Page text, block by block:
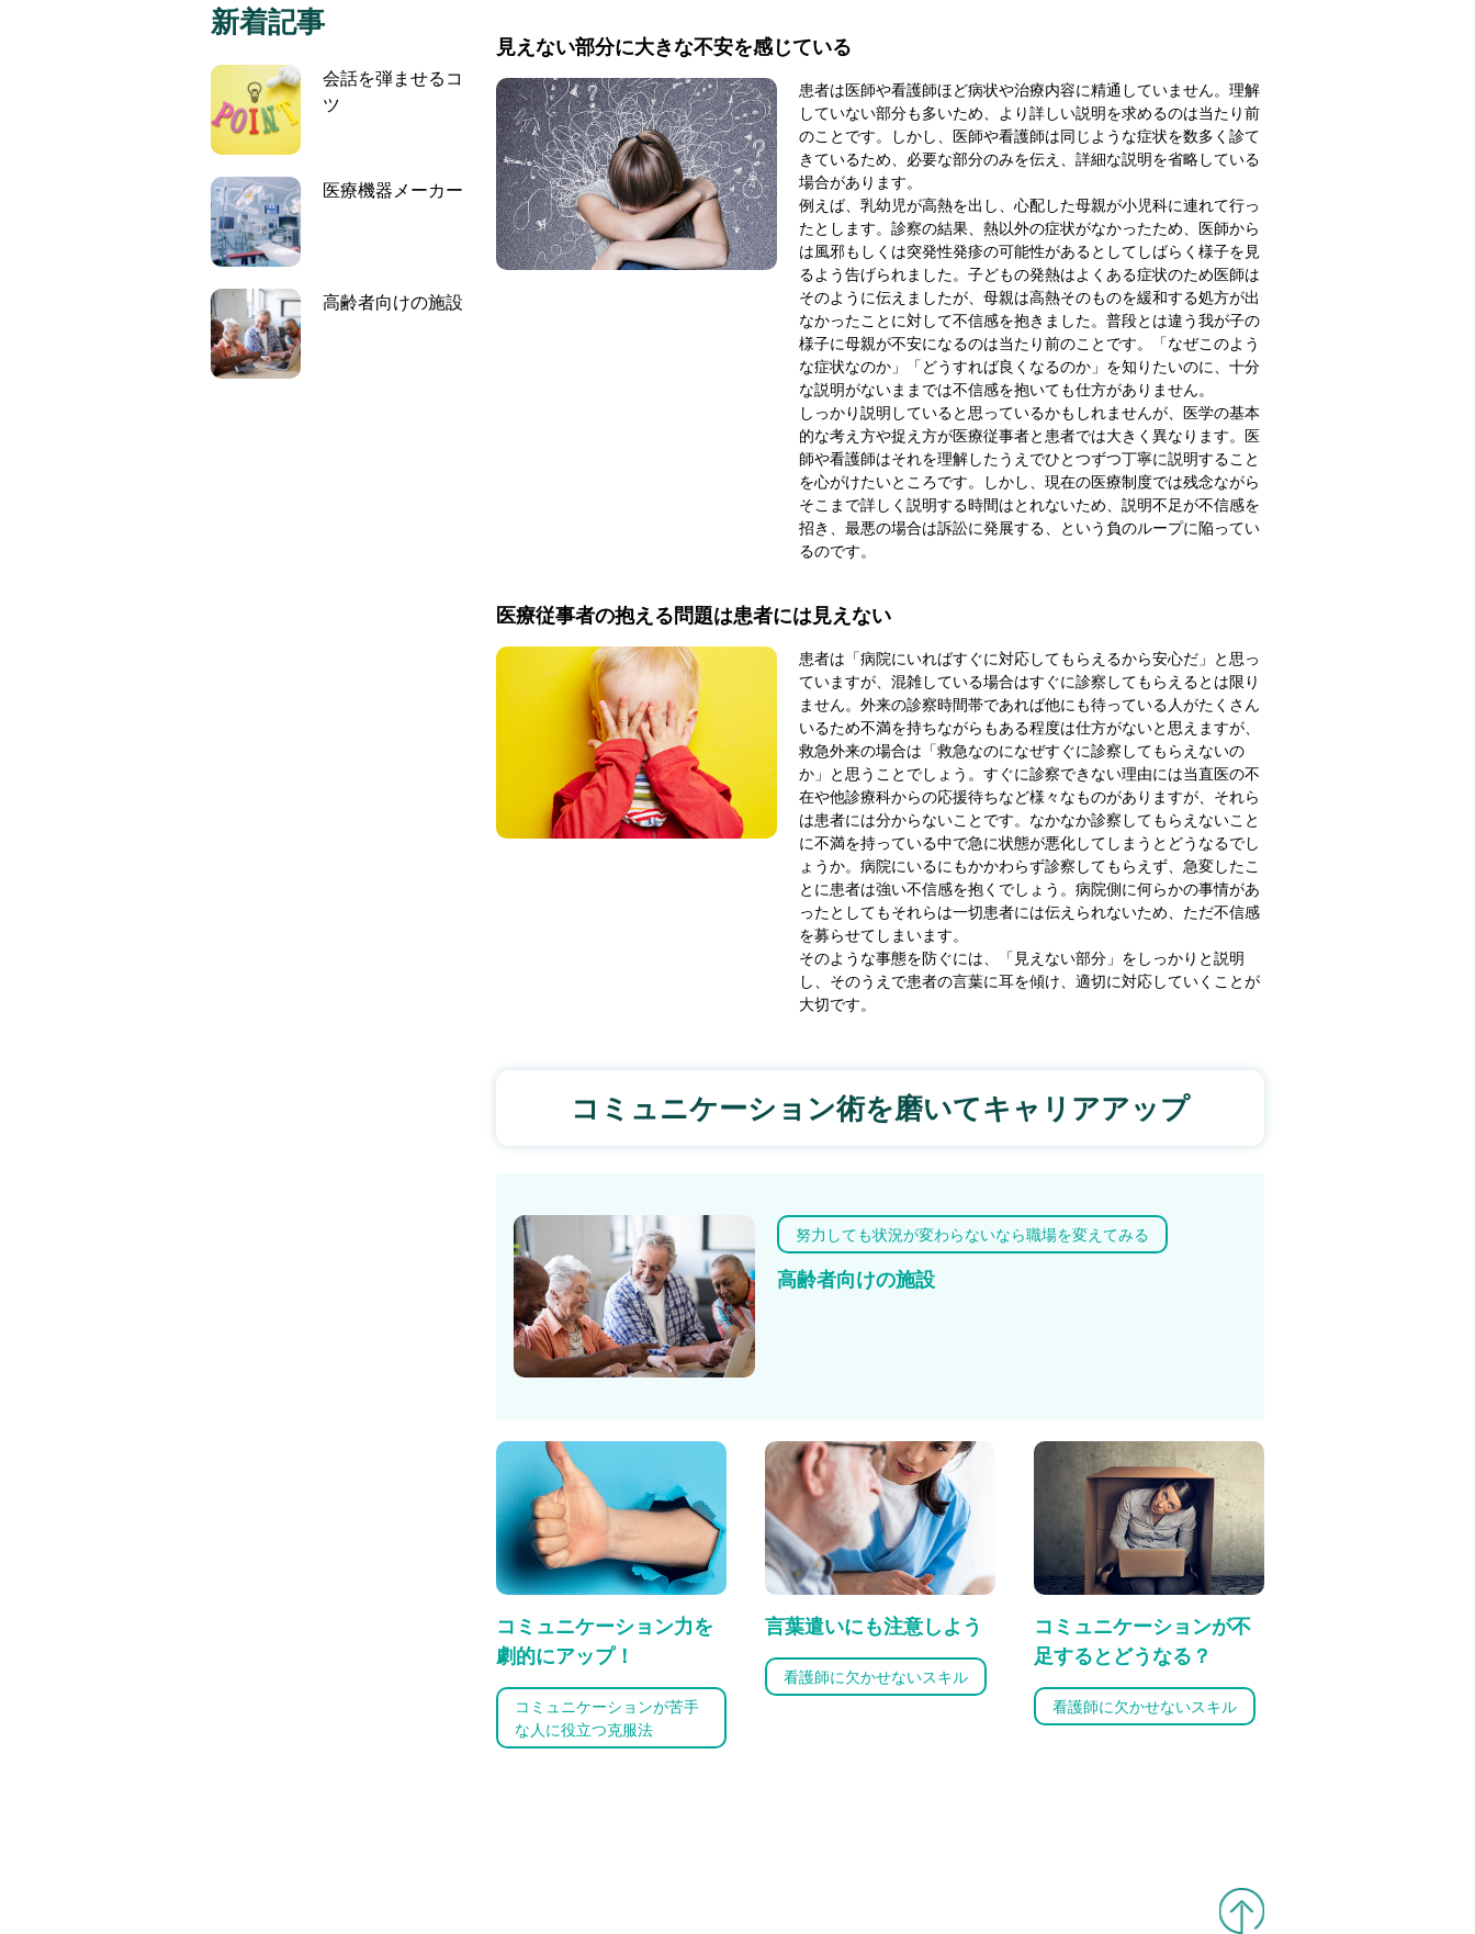
見えない部分に大きな不安を感じている
患者は医師や看護師ほど病状や治療内容に精通していません。理解
していない部分も多いため、より詳しい説明を求めるのは当たり前
のことです。しかし、医師や看護師は同じような症状を数多く診て
きているため、必要な部分のみを伝え、詳細な説明を省略している
場合があります。
例えば、乳幼児が高熱を出し、心配した母親が小児科に連れて行っ
たとします。診察の結果、熱以外の症状がなかったため、医師から
は風邪もしくは突発性発疹の可能性があるとしてしばらく様子を見
るよう告げられました。子どもの発熱はよくある症状のため医師は
そのように伝えましたが、母親は高熱そのものを緩和する処方が出
なかったことに対して不信感を抱きました。普段とは違う我が子の
様子に母親が不安になるのは当たり前のことです。「なぜこのよう
な症状なのか」「どうすれば良くなるのか」を知りたいのに、十分
な説明がないままでは不信感を抱いても仕方がありません。
しっかり説明していると思っているかもしれませんが、医学の基本
的な考え方や捉え方が医療従事者と患者では大きく異なります。医
師や看護師はそれを理解したうえでひとつずつ丁寧に説明すること
を心がけたいところです。しかし、現在の医療制度では残念ながら
そこまで詳しく説明する時間はとれないため、説明不足が不信感を
招き、最悪の場合は訴訟に発展する、という負のループに陥ってい
るのです。
医療従事者の抱える問題は患者には見えない
患者は「病院にいればすぐに対応してもらえるから安心だ」と思っ
ていますが、混雑している場合はすぐに診察してもらえるとは限り
ません。外来の診察時間帯であれば他にも待っている人がたくさん
いるため不満を持ちながらもある程度は仕方がないと思えますが、
救急外来の場合は「救急なのになぜすぐに診察してもらえないの
か」と思うことでしょう。すぐに診察できない理由には当直医の不
在や他診療科からの応援待ちなど様々なものがありますが、それら
は患者には分からないことです。なかなか診察してもらえないこと
に不満を持っている中で急に状態が悪化してしまうとどうなるでし
ょうか。病院にいるにもかかわらず診察してもらえず、急変したこ
とに患者は強い不信感を抱くでしょう。病院側に何らかの事情があ
ったとしてもそれらは一切患者には伝えられないため、ただ不信感
を募らせてしまいます。
そのような事態を防ぐには、「見えない部分」をしっかりと説明
し、そのうえで患者の言葉に耳を傾け、適切に対応していくことが
大切です。
コミュニケーション術を磨いてキャリアアップ
努力しても状況が変わらないなら職場を変えてみる
高齢者向けの施設
コミュニケーション力を
劇的にアップ！
コミュニケーションが苦手
な人に役立つ克服法
言葉遣いにも注意しよう
看護師に欠かせないスキル
コミュニケーションが不
足するとどうなる？
看護師に欠かせないスキル
新着記事
会話を弾ませるコ
ツ
医療機器メーカー
高齢者向けの施設